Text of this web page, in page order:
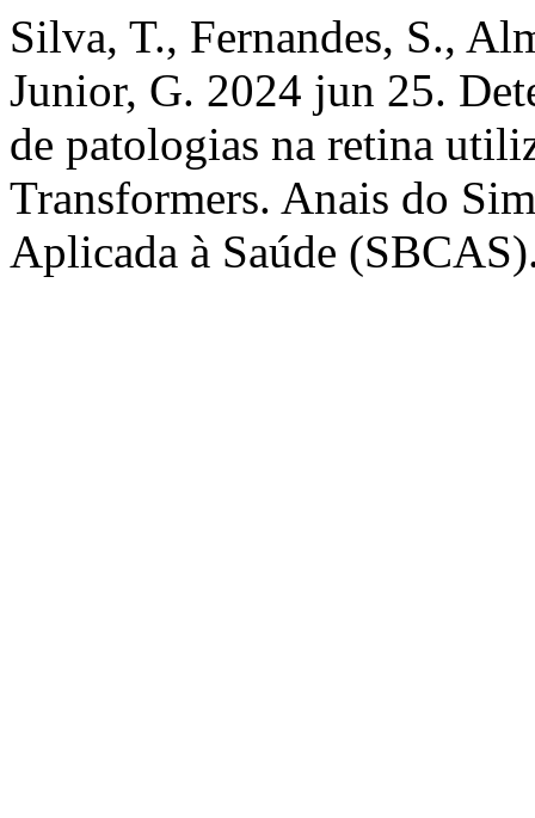
Silva, T., Fernandes, S.,
Junior, G. 2024 jun 25.
de patologias na retina
Transformers. Anais do
Aplicada à Saúde